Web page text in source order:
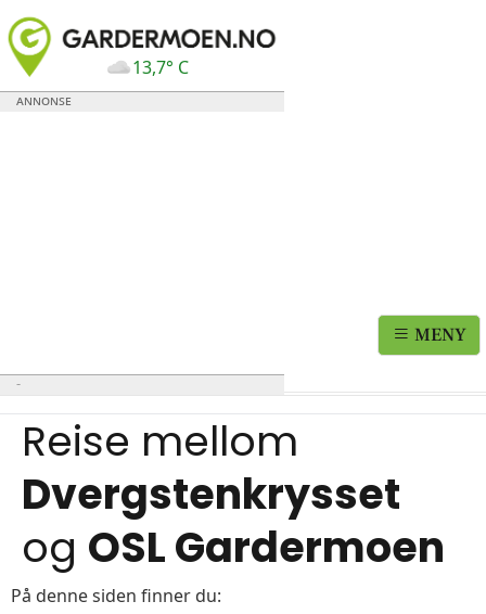
13,7° C
MENY
Reise mellom
Dvergstenkrysset
og OSL Gardermoen
På denne siden finner du: